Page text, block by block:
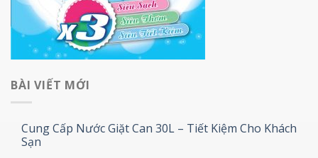
BÀI VIẾT MỚI
Cung Cấp Nước Giặt Can 30L – Tiết Kiệm Cho Khách
Sạn